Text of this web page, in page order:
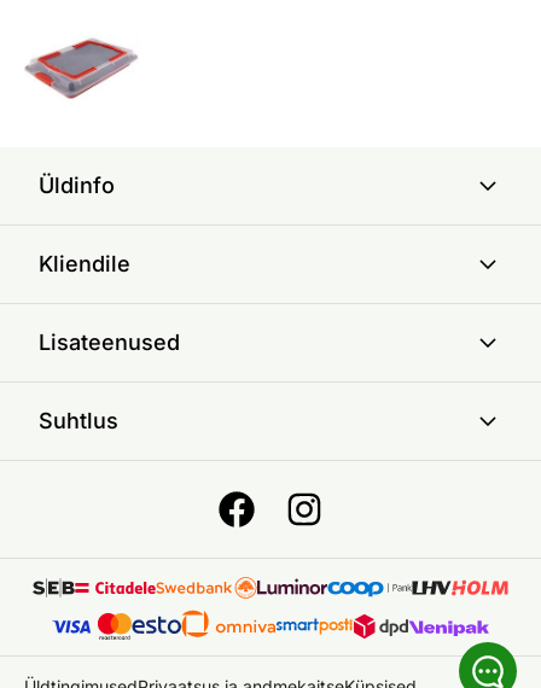
Üldinfo
Kliendile
Lisateenused
Suhtlus